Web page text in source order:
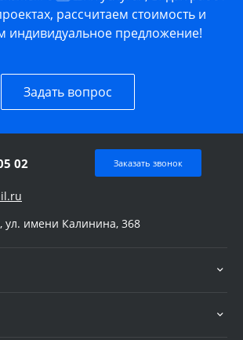
рассчитаем стоимость и
индивидуальное предложение!
Задать вопрос
02 Заказать звонок
ул. имени Калинина, 368